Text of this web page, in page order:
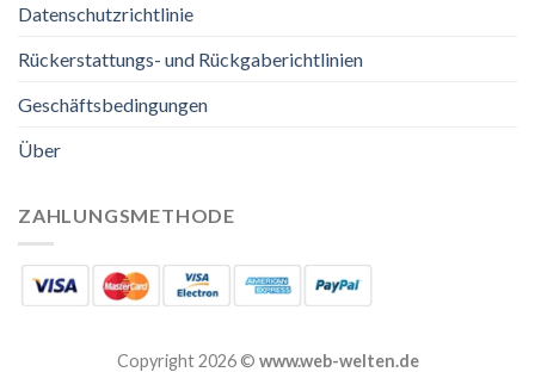
Datenschutzrichtlinie
Rückerstattungs- und Rückgaberichtlinien
Geschäftsbedingungen
Über
ZAHLUNGSMETHODE
Copyright 2026 © www.web-welten.de